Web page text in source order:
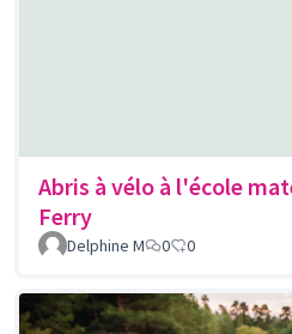
Abris à vélo à l'école
Ferry
Delphine M 0 0